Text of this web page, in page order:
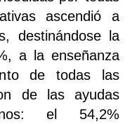
ascendió a
destinándose la
a la enseñanza
de todas las
de las ayudas
el 54,2%